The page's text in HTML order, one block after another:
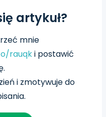
artykuł?
mnie
rauqki postawić
i zmotywuje do